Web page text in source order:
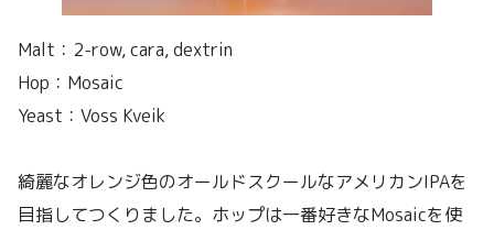
Malt：2-row, cara, dextrin
Hop：Mosaic
Yeast：Voss Kveik
綺麗なオレンジ色のオールドスクールなアメリカンIPAを
目指してつくりました。ホップは一番好きなMosaicを使